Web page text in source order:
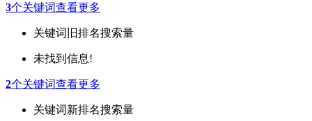
3个关键词查看更多
关键词 旧排名搜索量
未找到信息!
2个关键词查看更多
关键词新排名搜索量